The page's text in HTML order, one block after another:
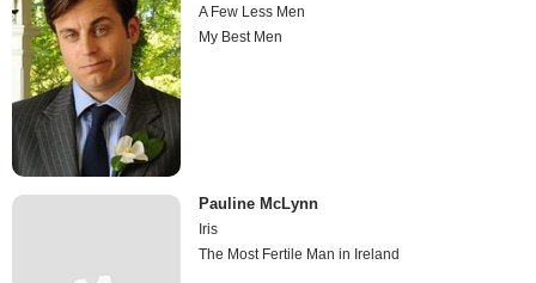
A Few Less Men
My Best Men
Pauline McLynn
Iris
The Most Fertile Man in Ireland